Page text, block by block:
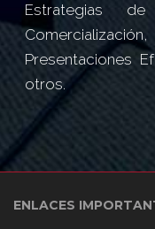
Estrategias
Presentaciones
otros.
ENLACES